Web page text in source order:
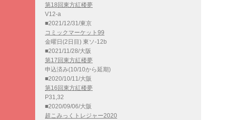
第18回東方紅楼夢
V12-a
■2021/12/31/東京
コミックマーケット99
金曜日(2日目) 東ソ-12b
■2021/11/28/大阪
第17回東方紅楼夢
申込済み(10/10から延期)
■2020/10/11/大阪
第16回東方紅楼夢
P31,32
■2020/09/06/大阪
超こみっくトレジャー2020